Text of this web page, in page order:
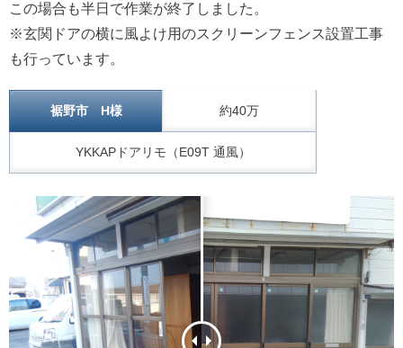
この場合も半日で作業が終了しました。
※玄関ドアの横に風よけ用のスクリーンフェンス設置工事
も行っています。
裾野市 H様 約40万
YKKAPドアリモ（E09T 通風）